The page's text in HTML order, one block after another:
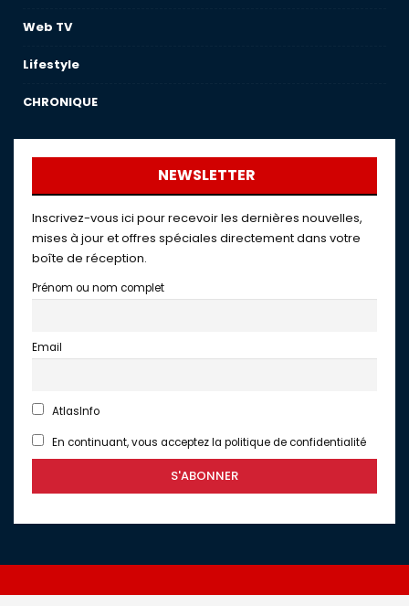
Web TV
Lifestyle
CHRONIQUE
NEWSLETTER
Inscrivez-vous ici pour recevoir les dernières nouvelles,
mises à jour et offres spéciales directement dans votre
boîte de réception.
Prénom ou nom complet
Email
AtlasInfo
En continuant, vous acceptez la politique de confidentialité